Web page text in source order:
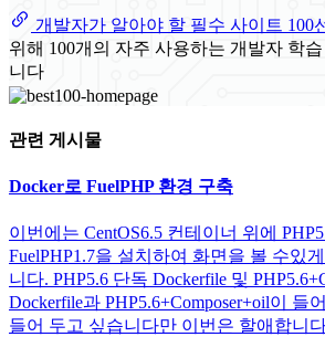
개발자가 알아야 할 필수 사이트 100
위해 100개의 자주 사용하는 개발자 학
니다
관련 게시물
Docker로 FuelPHP 환경 구축
이번에는 CentOS6.5 컨테이너 위에
FuelPHP1.7을 설치하여 화면을 볼 수있
니다. PHP5.6 단독 Dockerfile 및
Dockerfile과 PHP5.6+Composer+oil이 들
들어 두고 싶습니다만 이번은 할애합니